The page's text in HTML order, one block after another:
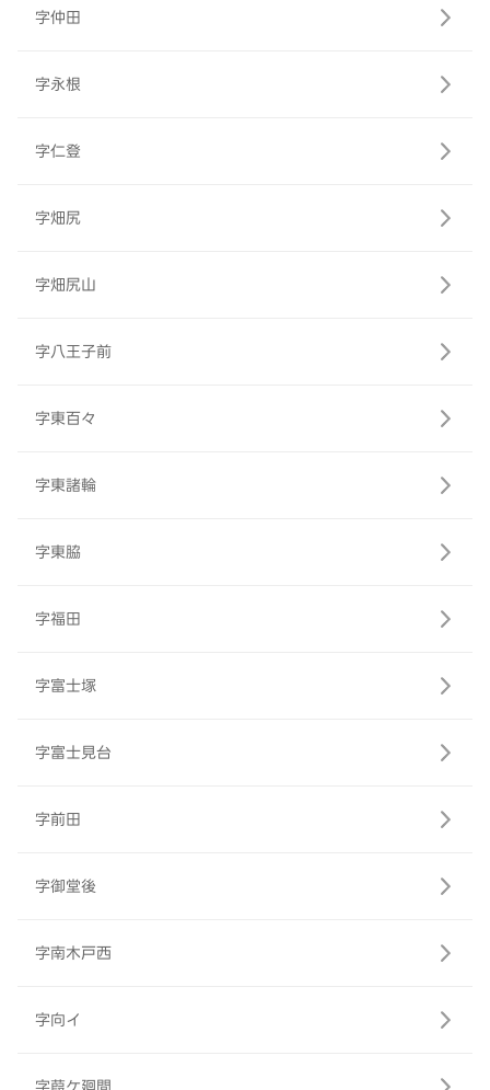
字仲田
字永根
字仁登
字畑尻
字畑尻山
字八王子前
字東百々
字東諸輪
字東脇
字福田
字富士塚
字富士見台
字前田
字御堂後
字南木戸西
字向イ